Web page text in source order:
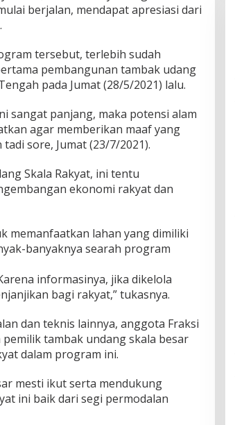
berjalan, mendapat apresiasi dari
tersebut, terlebih sudah
pembangunan tambak udang
pada Jumat (28/5/2021) lalu.
sangat panjang, maka potensi alam
agar memberikan maaf yang
sore, Jumat (23/7/2021).
Skala Rakyat, ini tentu
ekonomi rakyat dan
memanfaatkan lahan yang dimiliki
banyaknya searah program
informasinya, jika dikelola
bagi rakyat,” tukasnya.
dan teknis lainnya, anggota Fraksi
tambak undang skala besar
dalam program ini.
mesti ikut serta mendukung
ini baik dari segi permodalan